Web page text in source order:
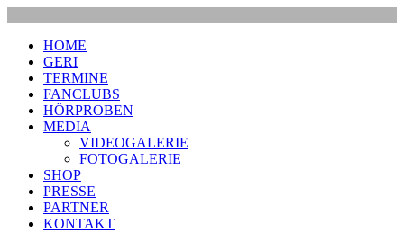
HOME
GERI
TERMINE
FANCLUBS
HÖRPROBEN
MEDIA
VIDEOGALERIE
FOTOGALERIE
SHOP
PRESSE
PARTNER
KONTAKT